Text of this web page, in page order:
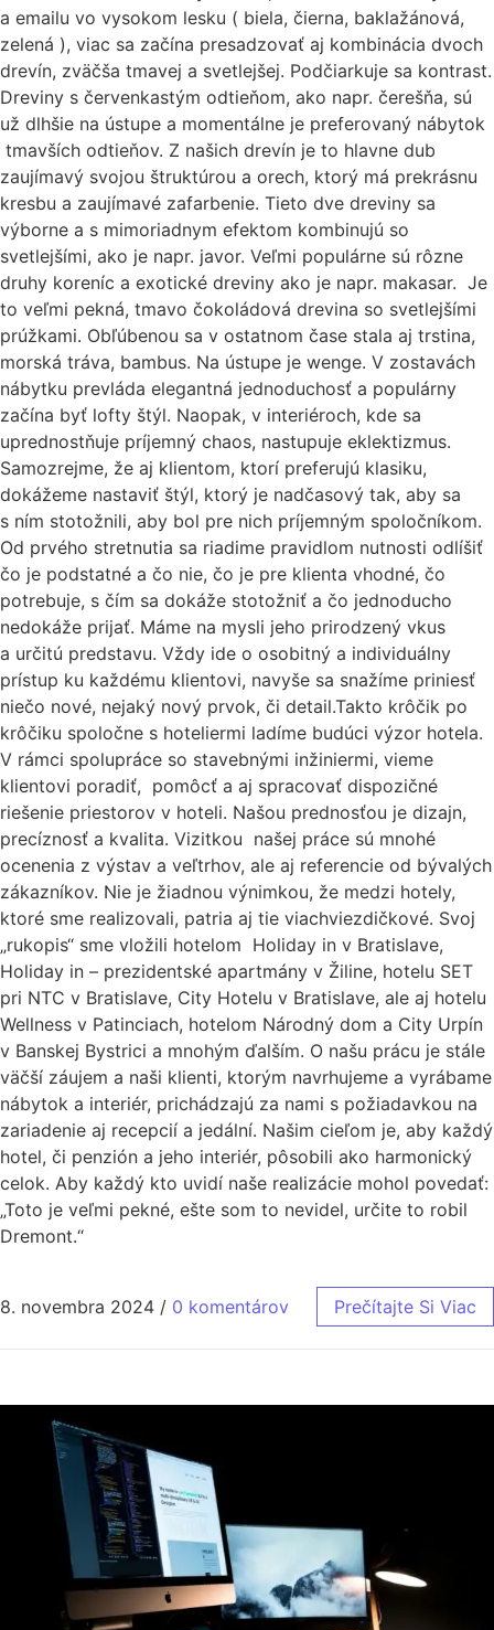
a emailu vo vysokom lesku ( biela, čierna, baklažánová,
zelená ), viac sa začína presadzovať aj kombinácia dvoch
drevín, zväčša tmavej a svetlejšej. Podčiarkuje sa kontrast.
Dreviny s červenkastým odtieňom, ako napr. čerešňa, sú
už dlhšie na ústupe a momentálne je preferovaný nábytok
tmavších odtieňov. Z našich drevín je to hlavne dub
zaujímavý svojou štruktúrou a orech, ktorý má prekrásnu
kresbu a zaujímavé zafarbenie. Tieto dve dreviny sa
výborne a s mimoriadnym efektom kombinujú so
svetlejšími, ako je napr. javor. Veľmi populárne sú rôzne
druhy koreníc a exotické dreviny ako je napr. makasar. Je
to veľmi pekná, tmavo čokoládová drevina so svetlejšími
prúžkami. Obľúbenou sa v ostatnom čase stala aj trstina,
morská tráva, bambus. Na ústupe je wenge. V zostavách
nábytku prevláda elegantná jednoduchosť a populárny
začína byť lofty štýl. Naopak, v interiéroch, kde sa
uprednostňuje príjemný chaos, nastupuje eklektizmus.
Samozrejme, že aj klientom, ktorí preferujú klasiku,
dokážeme nastaviť štýl, ktorý je nadčasový tak, aby sa
s ním stotožnili, aby bol pre nich príjemným spoločníkom.
Od prvého stretnutia sa riadime pravidlom nutnosti odlíšiť
čo je podstatné a čo nie, čo je pre klienta vhodné, čo
potrebuje, s čím sa dokáže stotožniť a čo jednoducho
nedokáže prijať. Máme na mysli jeho prirodzený vkus
a určitú predstavu. Vždy ide o osobitný a individuálny
prístup ku každému klientovi, navyše sa snažíme priniesť
niečo nové, nejaký nový prvok, či detail.Takto krôčik po
krôčiku spoločne s hoteliermi ladíme budúci výzor hotela.
V rámci spolupráce so stavebnými inžiniermi, vieme
klientovi poradiť, pomôcť a aj spracovať dispozičné
riešenie priestorov v hoteli. Našou prednosťou je dizajn,
precíznosť a kvalita. Vizitkou našej práce sú mnohé
ocenenia z výstav a veľtrhov, ale aj referencie od bývalých
zákazníkov. Nie je žiadnou výnimkou, že medzi hotely,
ktoré sme realizovali, patria aj tie viachviezdičkové. Svoj
„rukopis“ sme vložili hotelom Holiday in v Bratislave,
Holiday in – prezidentské apartmány v Žiline, hotelu SET
pri NTC v Bratislave, City Hotelu v Bratislave, ale aj hotelu
Wellness v Patinciach, hotelom Národný dom a City Urpín
v Banskej Bystrici a mnohým ďalším. O našu prácu je stále
väčší záujem a naši klienti, ktorým navrhujeme a vyrábame
nábytok a interiér, prichádzajú za nami s požiadavkou na
zariadenie aj recepcií a jedální. Našim cieľom je, aby každý
hotel, či penzión a jeho interiér, pôsobili ako harmonický
celok. Aby každý kto uvidí naše realizácie mohol povedať:
„Toto je veľmi pekné, ešte som to nevidel, určite to robil
Dremont.“
8. novembra 2024 / 0 komentárov Prečítajte Si Viac